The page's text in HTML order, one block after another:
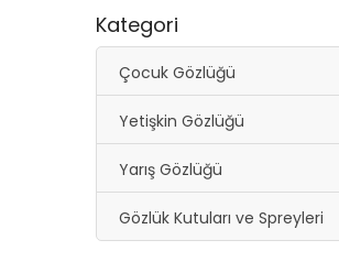
Kategori
Çocuk Gözlüğü
Yetişkin Gözlüğü
Yarış Gözlüğü
Gözlük Kutuları ve Spreyleri